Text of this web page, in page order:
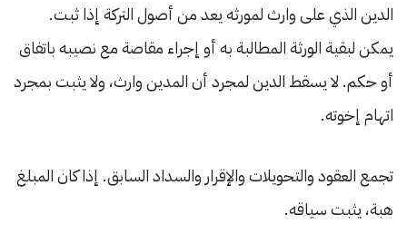
الدين الذي على وارث لمورثه يعد من أصول التركة إذا ثبت.
يمكن لبقية الورثة المطالبة به أو إجراء مقاصة مع نصيبه باتفاق
أو حكم. لا يسقط الدين لمجرد أن المدين وارث، ولا يثبت بمجرد
اتهام إخوته.
تجمع العقود والتحويلات والإقرار والسداد السابق. إذا كان المبلغ
هبة، يثبت سياقه.